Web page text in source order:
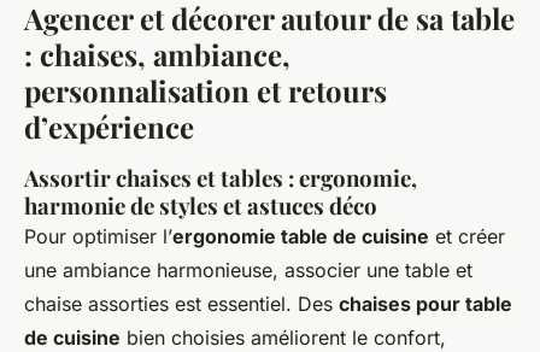
Agencer et décorer autour de sa table
: chaises, ambiance,
personnalisation et retours
d’expérience
Assortir chaises et tables : ergonomie,
harmonie de styles et astuces déco
Pour optimiser l’ergonomie table de cuisine et créer
une ambiance harmonieuse, associer une table et
chaise assorties est essentiel. Des chaises pour table
de cuisine bien choisies améliorent le confort,